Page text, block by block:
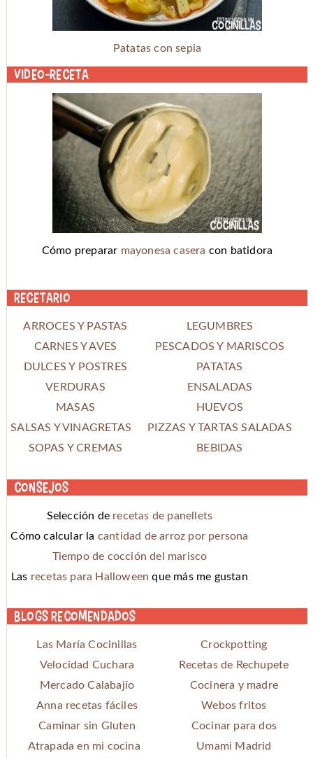
Patatas con sepia
Video-receta
Cómo preparar mayonesa casera con batidora
Recetario
ARROCES Y PASTAS
LEGUMBRES
CARNES Y AVES
PESCADOS Y MARISCOS
DULCES Y POSTRES
PATATAS
VERDURAS
ENSALADAS
MASAS
HUEVOS
SALSAS Y VINAGRETAS
PIZZAS Y TARTAS SALADAS
SOPAS Y CREMAS
BEBIDAS
Consejos
Selección de recetas de panellets
Cómo calcular la cantidad de arroz por persona
Tiempo de cocción del marisco
Las recetas para Halloween que más me gustan
Blogs recomendados
Las María Cocinillas
Crockpotting
Velocidad Cuchara
Recetas de Rechupete
Mercado Calabajío
Cocinera y madre
Anna recetas fáciles
Webos fritos
Caminar sin Gluten
Cocinar para dos
Atrapada en mi cocina
Umami Madrid